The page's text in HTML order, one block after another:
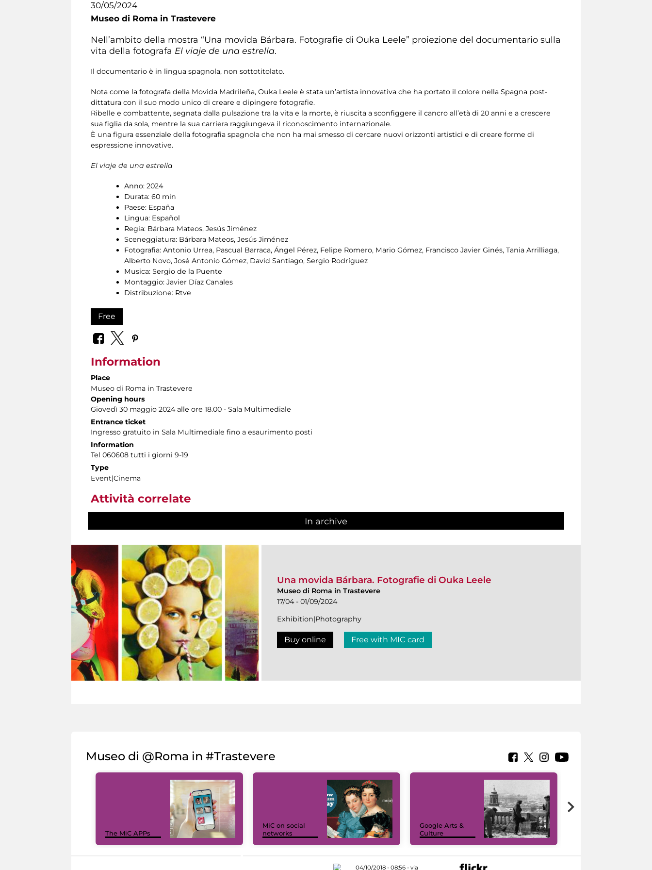
30/05/2024
Museo di Roma in Trastevere
Nell’ambito della mostra “Una movida Bárbara. Fotografie di Ouka Leele” proiezione del documentario sulla
vita della fotografa El viaje de una estrella.
Il documentario è in lingua spagnola, non sottotitolato.
Nota come la fotografa della Movida Madrileña, Ouka Leele è stata un’artista innovativa che ha portato il colore nella Spagna post-
dittatura con il suo modo unico di creare e dipingere fotografie.
Ribelle e combattente, segnata dalla pulsazione tra la vita e la morte, è riuscita a sconfiggere il cancro all’età di 20 anni e a crescere
sua figlia da sola, mentre la sua carriera raggiungeva il riconoscimento internazionale.
È una figura essenziale della fotografia spagnola che non ha mai smesso di cercare nuovi orizzonti artistici e di creare forme di
espressione innovative.
El viaje de una estrella
Anno: 2024
Durata: 60 min
Paese: España
Lingua: Español
Regia: Bárbara Mateos, Jesús Jiménez
Sceneggiatura: Bárbara Mateos, Jesús Jiménez
Fotografia: Antonio Urrea, Pascual Barraca, Ángel Pérez, Felipe Romero, Mario Gómez, Francisco Javier Ginés, Tania Arrilliaga,
Alberto Novo, José Antonio Gómez, David Santiago, Sergio Rodríguez
Musica: Sergio de la Puente
Montaggio: Javier Díaz Canales
Distribuzione: Rtve
Free
Information
Place
Museo di Roma in Trastevere
Opening hours
Giovedì 30 maggio 2024 alle ore 18.00 - Sala Multimediale
Entrance ticket
Ingresso gratuito in Sala Multimediale fino a esaurimento posti
Information
Tel 060608 tutti i giorni 9-19
Type
Event|Cinema
Attività correlate
In archive
Una movida Bárbara. Fotografie di Ouka Leele
Museo di Roma in Trastevere
17/04 - 01/09/2024
Exhibition|Photography
Buy online Free with MIC card
Museo di @Roma in #Trastevere
The MiC APPs
MiC on social
networks
Google Arts &
Culture